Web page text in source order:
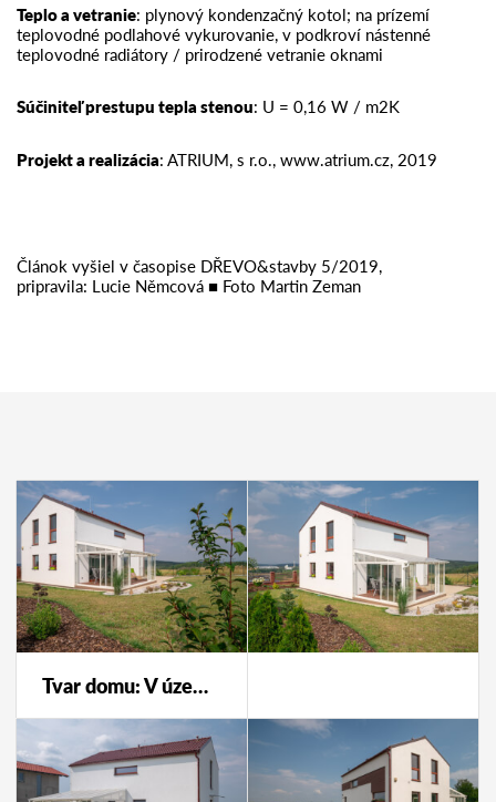
Teplo a vetranie: plynový kondenzačný kotol; na prízemí
teplovodné podlahové vykurovanie, v podkroví nástenné
teplovodné radiátory / prirodzené vetranie oknami
Súčiniteľ prestupu tepla stenou: U = 0,16 W / m2K
Projekt a realizácia: ATRIUM, s r.o., www.atrium.cz, 2019
Článok vyšiel v časopise DŘEVO&stavby 5/2019,
pripravila: Lucie Němcová ■ Foto Martin Zeman
Tvar domu: V územnom pláne bola stanovená podmienka na maximálne jedno nadzemné podlažie a podkrovie. Podoba domu tým bola mierne obmedzená, ale zmenou sklonu strechy sa obmedzenie eliminovalo na minimum.